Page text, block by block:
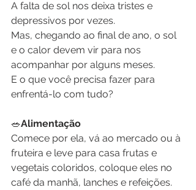
A falta de sol nos deixa tristes e
depressivos por vezes.
Mas, chegando ao final de ano, o sol
e o calor devem vir para nos
acompanhar por alguns meses.
E o que você precisa fazer para
enfrentá-lo com tudo?
🥗Alimentação
Comece por ela, vá ao mercado ou à
fruteira e leve para casa frutas e
vegetais coloridos, coloque eles no
café da manhã, lanches e refeições.